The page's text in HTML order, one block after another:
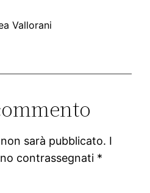
Vallorani
sarà pubblicato. I
contrassegnati *